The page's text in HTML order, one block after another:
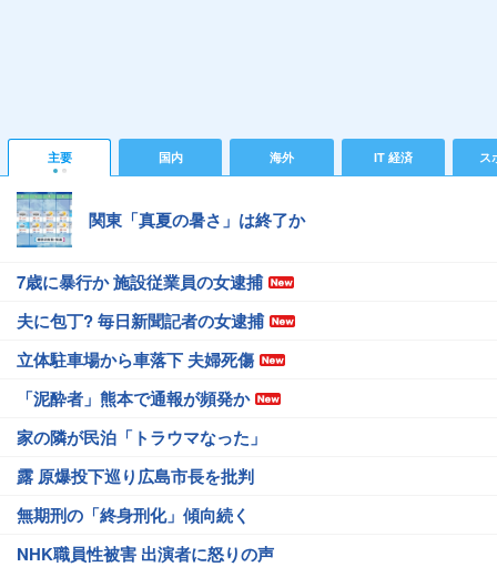
主要 国内 海外 IT 経済 ス
関東「真夏の暑さ」は終了か
7歳に暴行か 施設従業員の女逮捕
夫に包丁? 毎日新聞記者の女逮捕
立体駐車場から車落下 夫婦死傷
「泥酔者」熊本で通報が頻発か
家の隣が民泊「トラウマなった」
露 原爆投下巡り広島市長を批判
無期刑の「終身刑化」傾向続く
NHK職員性被害 出演者に怒りの声